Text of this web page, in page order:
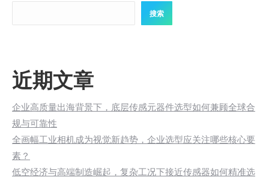
搜索
近期文章
企业高质量出海背景下，底层传感元器件选型如何兼顾全球合
规与可靠性
全画幅工业相机成为视觉新趋势，企业选型应关注哪些核心要
素？
低空经济与高端制造崛起，复杂工况下接近传感器如何精准选